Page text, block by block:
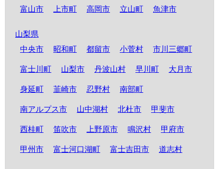
富山市 上市町 高岡市 立山町 魚津市
山梨県
中央市
昭和町 都留市 小菅村 市川三郷町
富士川町 山梨市 丹波山村 早川町 大月市
身延町 韮崎市 忍野村 南部町
南アルプス市 山中湖村 北杜市 甲斐市
西桂町 笛吹市 上野原市 鳴沢村 甲府市
甲州市 富士河口湖町 富士吉田市 道志村